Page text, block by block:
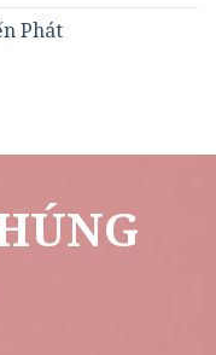
Phát